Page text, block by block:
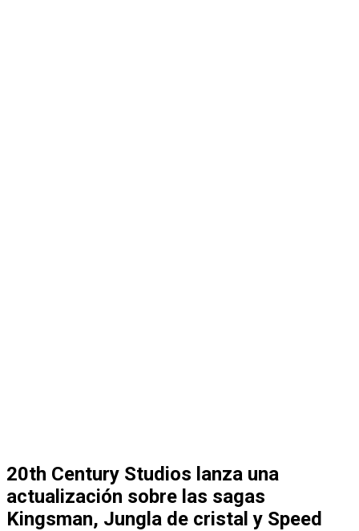
20th Century Studios lanza una
actualización sobre las sagas
Kingsman, Jungla de cristal y Speed